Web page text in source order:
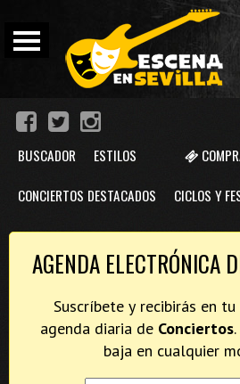
BUSCADOR ESTILOS
CONCIERTOS DESTACADOS CICLOS Y
AGENDA ELECTRÓNICA
Suscríbete y recibirás en
agenda diaria de Conciertos
baja en cualquier